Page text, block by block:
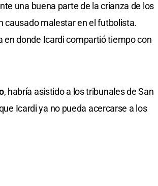
una buena parte de la crianza de los
causado malestar en el futbolista.
donde Icardi compartió tiempo con
, habría asistido a los tribunales de San
Icardi ya no pueda acercarse a los